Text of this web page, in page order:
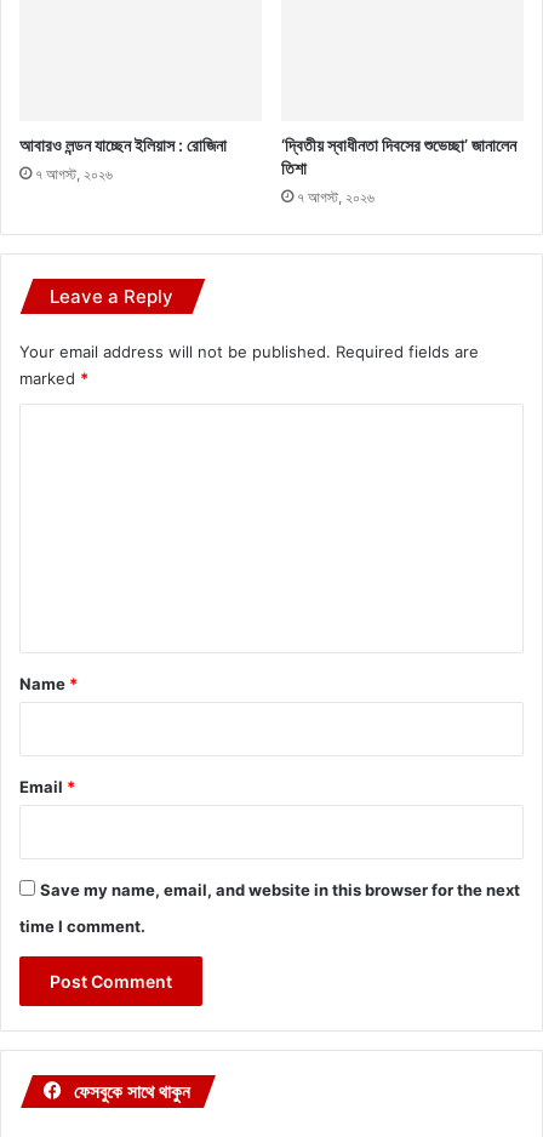
আবারও লন্ডন যাচ্ছেন ইলিয়াস : রোজিনা
৭ আগস্ট, ২০২৬
‘দ্বিতীয় স্বাধীনতা দিবসের শুভেচ্ছা’ জানালেন
তিশা
৭ আগস্ট, ২০২৬
Leave a Reply
Your email address will not be published. Required fields are
marked *
*
Name *
Email *
Save my name, email, and website in this browser for the next
time I comment.
ফেসবুকে সাথে থাকুন